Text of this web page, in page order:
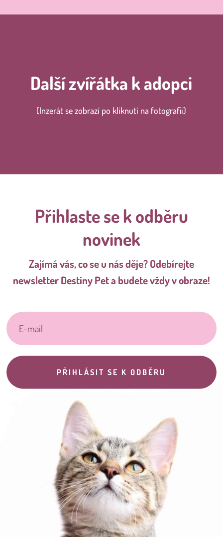
Další zvířátka k adopci
(Inzerát se zobrazí po kliknutí na fotografii)
Přihlaste se k odběru
novinek
Zajímá vás, co se u nás děje? Odebírejte
newsletter Destiny Pet a budete vždy v obraze!
PŘIHLÁSIT SE K ODBĚRU